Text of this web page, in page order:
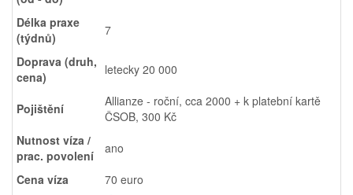
Délka praxe
(týdnů)
7
Doprava (druh,
cena)
letecky 20 000
Pojištění
Allianze - roční, cca 2000 + k platební kartě
ČSOB, 300 Kč
Nutnost víza /
prac. povolení
ano
Cena víza
70 euro